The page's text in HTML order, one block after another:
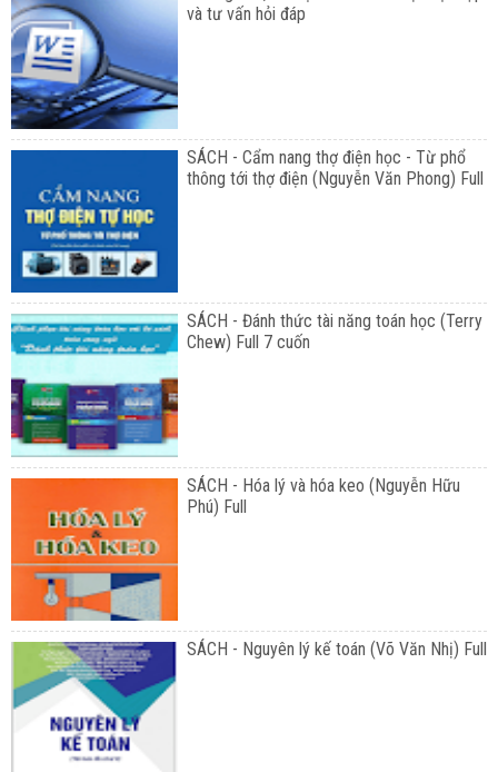
và tư vấn hỏi đáp
SÁCH - Cẩm nang thợ điện học - Từ phổ
thông tới thợ điện (Nguyễn Văn Phong) Full
SÁCH - Đánh thức tài năng toán học (Terry
Chew) Full 7 cuốn
SÁCH - Hóa lý và hóa keo (Nguyễn Hữu
Phú) Full
SÁCH - Nguyên lý kế toán (Võ Văn Nhị) Full